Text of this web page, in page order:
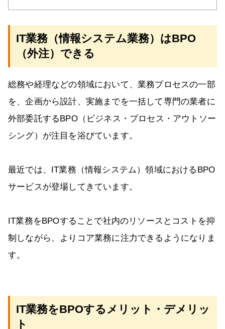
IT業務（情報システム業務）はBPO
（外注）できる
総務や経理などの領域において、業務プロセスの一部
を、企画から設計、実施までを一括して専門の業者に
外部委託するBPO（ビジネス・プロセス・アウトソー
シング）が注目を浴びています。
最近では、IT業務（情報システム）領域におけるBPO
サービスが登場してきています。
IT業務をBPOすることで社内のリソースとコストを抑
制しながら、よりコア業務に注力できるようになりま
す。
IT業務をBPOするメリット・デメリッ
ト